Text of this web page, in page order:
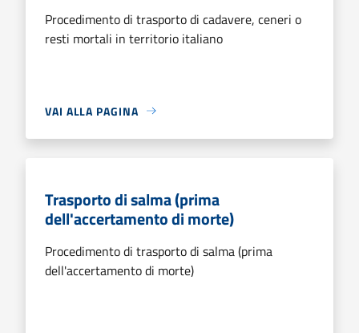
Procedimento di trasporto di cadavere, ceneri o
resti mortali in territorio italiano
VAI ALLA PAGINA
Trasporto di salma (prima
dell'accertamento di morte)
Procedimento di trasporto di salma (prima
dell'accertamento di morte)